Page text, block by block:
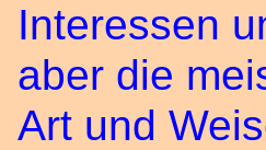
Interessen
aber die
Art und